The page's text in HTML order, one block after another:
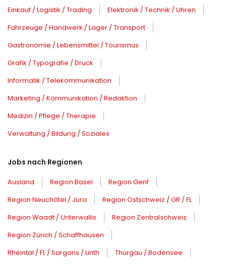
Einkauf / Logistik / Trading
Elektronik / Technik / Uhren
Fahrzeuge / Handwerk / Lager / Transport
Gastronomie / Lebensmittel / Tourismus
Grafik / Typografie / Druck
Informatik / Telekommunikation
Marketing / Kommunikation / Redaktion
Medizin / Pflege / Therapie
Verwaltung / Bildung / Soziales
Jobs nach Regionen
Ausland Region Basel
Region Genf
Region Neuchâtel / Jura
Region Ostschweiz / GR / FL
Region Waadt / Unterwallis
Region Zentralschweiz
Region Zürich / Schaffhausen
Rheintal / FL / Sargans / Linth
Thurgau / Bodensee